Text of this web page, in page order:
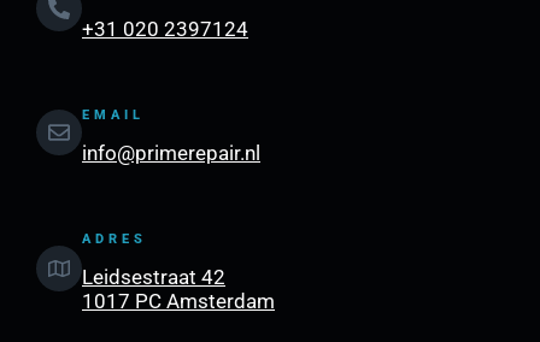
+31 020 2397124
EMAIL
info@primerepair.nl
ADRES
Leidsestraat 42
1017 PC Amsterdam